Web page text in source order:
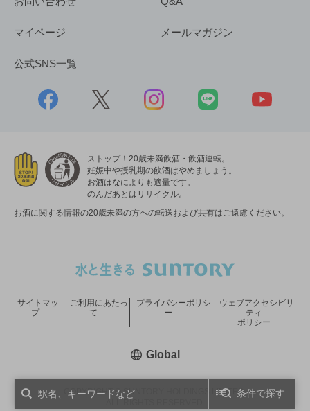
条件で探す
マイページ メールマガジン
公式SNS一覧
ストップ！20歳未満飲酒・飲酒運転。
妊娠中や授乳期の飲酒はやめましょう。
お酒はなによりも適量です。
のんだあとはリサイクル。
お酒に関する情報の20歳未満の方への転送および共有はご遠慮ください。
COPYRIGHT © SUNTORY HOLDINGS LIMITED.
サイトマッ
プ
ご利用にあたっ
て
プライバシーポリシ
ー
ウェブアクセシビリ
ティ
ポリシー
Global新しいウィンドウで開く